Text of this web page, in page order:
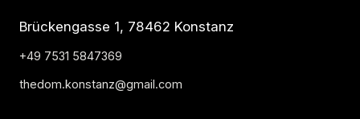
Brückengasse 1, 78462 Konstanz
+49 7531 5847369
thedom.konstanz@gmail.com